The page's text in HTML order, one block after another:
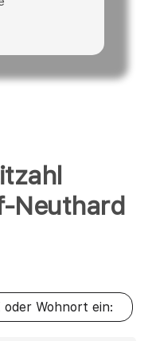
Neuthard